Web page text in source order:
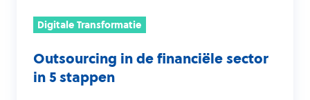
Digitale Transformatie
Outsourcing in de financiële sector
in 5 stappen